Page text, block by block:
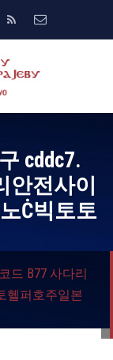
cddc7.
안전사이
Ċ빅토토
드 B77 사다리
헬퍼호주일본